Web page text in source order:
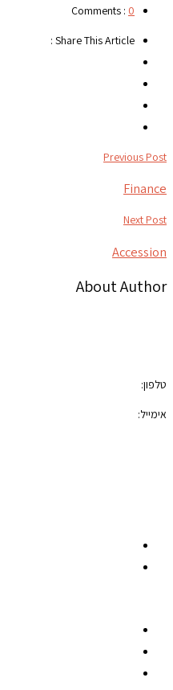
Comments : 0
Share This Article :
Previous Post
Finance
Next Post
Accession
About Author
טלפון:
אימייל: